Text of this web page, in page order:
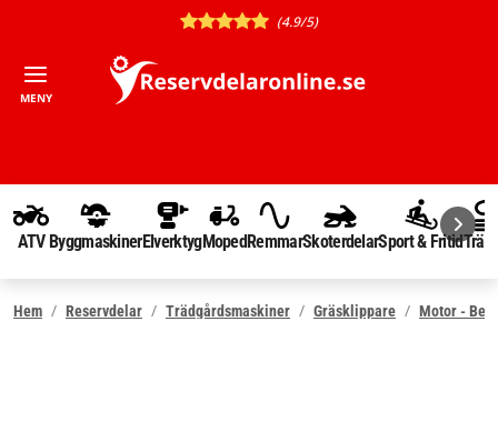
(4.9/5)
MENY
ATV ByggmaskinerElverktygMopedRemmarSkoterdelarSport & Fritid
Hem Reservdelar Trädgårdsmaskiner Gräsklippare Motor -